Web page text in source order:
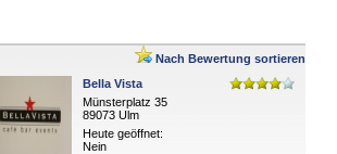
Nach Bewertung sortieren
Bella Vista
Münsterplatz 35
89073 Ulm
Heute geöffnet:
Nein